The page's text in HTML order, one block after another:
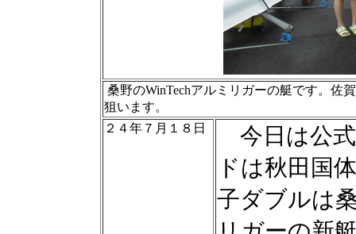
桑野のWinTechアルミリガーの艇です。佐
狙います。
２４年７月１８日
今日は公
ドは秋田国
子ダブルは